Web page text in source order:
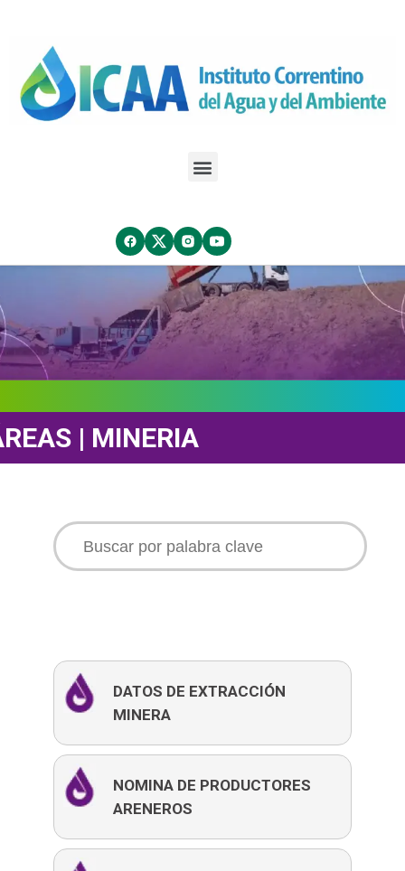
| MINERIA
DATOS DE EXTRACCIÓN
MINERA
NOMINA DE PRODUCTORES
ARENEROS